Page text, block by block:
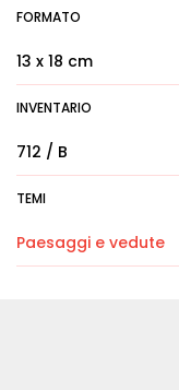
FORMATO
13 x 18 cm
INVENTARIO
712 / B
TEMI
Paesaggi e vedute